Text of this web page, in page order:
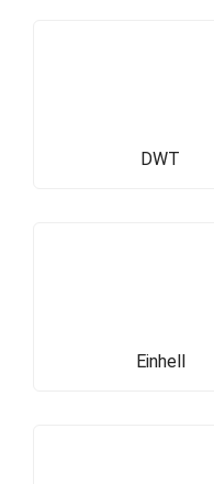
DWT
Einhell